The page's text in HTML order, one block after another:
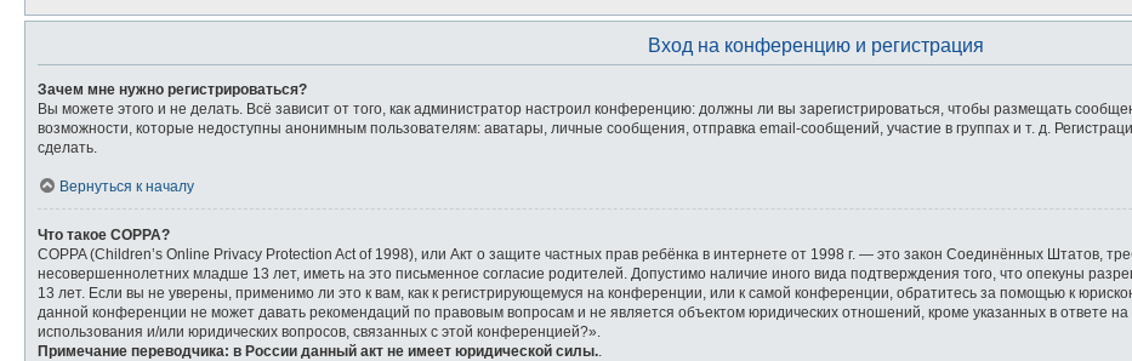
Вход на конференцию и регистрация
Зачем мне нужно регистрироваться?
Вы можете этого и не делать. Всё зависит от того, как администратор настроил конференцию: должны ли вы зарегистрироваться, чтобы размещать
возможности, которые недоступны анонимным пользователям: аватары, личные сообщения, отправка email-сообщений, участие в группах и т. д.
сделать.
Вернуться к началу
Что такое COPPA?
COPPA (Children’s Online Privacy Protection Act of 1998), или Акт о защите частных прав ребёнка в интернете от 1998 г. — это закон Соединённых Штатов,
несовершеннолетних младше 13 лет, иметь на это письменное согласие родителей. Допустимо наличие иного вида подтверждения того, что опекуны
13 лет. Если вы не уверены, применимо ли это к вам, как к регистрирующемуся на конференции, или к самой конференции, обратитесь за помощью к
данной конференции не может давать рекомендаций по правовым вопросам и не является объектом юридических отношений, кроме указанных в ответе
использования и/или юридических вопросов, связанных с этой конференцией?».
Примечание переводчика: в России данный акт не имеет юридической силы.